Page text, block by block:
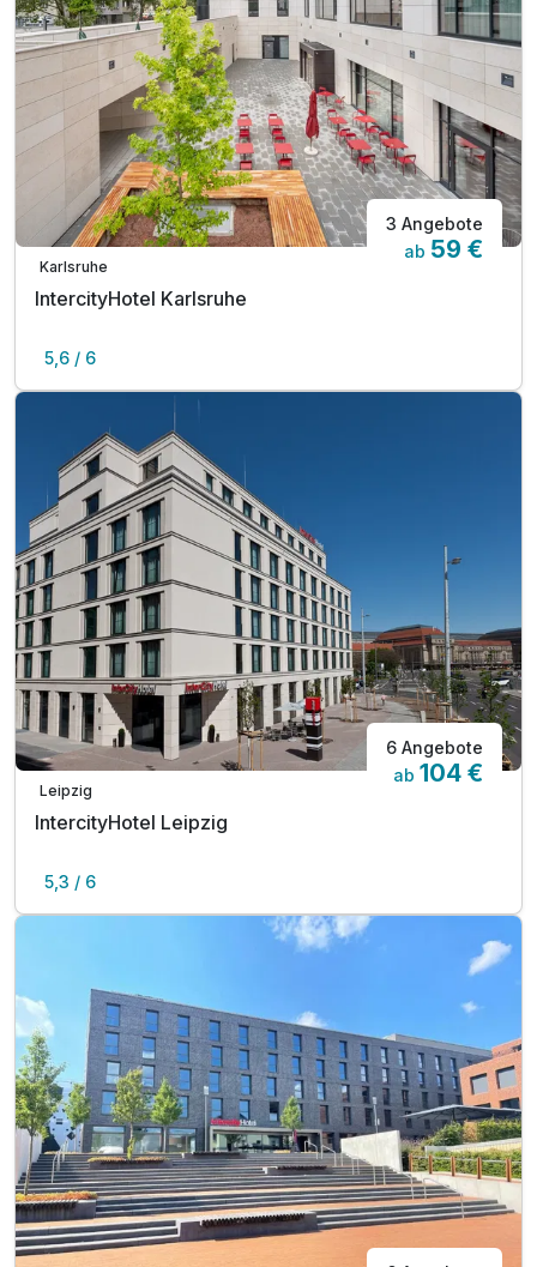
Karlsruhe
3 Angebote
ab 59 €
IntercityHotel Karlsruhe
5,6 / 6
Leipzig
6 Angebote
ab 104 €
IntercityHotel Leipzig
5,3 / 6